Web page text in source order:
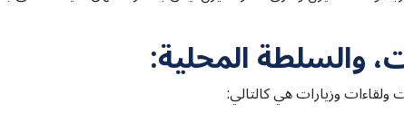
والسلطة المحلية:
وزيارات هي كالتالي: